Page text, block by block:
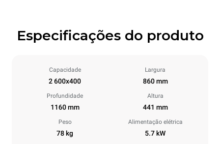
Especificações do produto
Capacidade
2 600x400
Largura
860 mm
Profundidade
1160 mm
Altura
441 mm
Peso
78 kg
Alimentação elétrica
5.7 kW